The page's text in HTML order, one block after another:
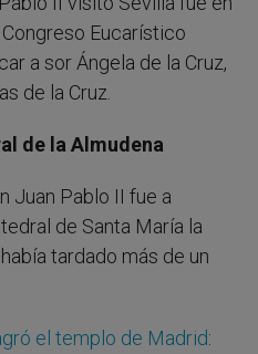
Eucarístico
a sor Ángela de la Cruz,
de la Cruz.
de la Almudena
Juan Pablo II fue a
de Santa María la
tardado más de un
el templo de Madrid: